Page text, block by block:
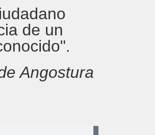
de un
Angostura